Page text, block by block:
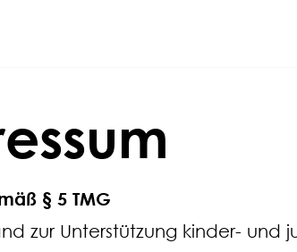
§ 5 TMG
zur Unterstützung kinder-